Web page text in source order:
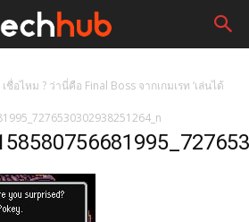
ชื่อไหม ? ว่านี่คือ Final Boss จากเกมเรท ‘เล่นได้